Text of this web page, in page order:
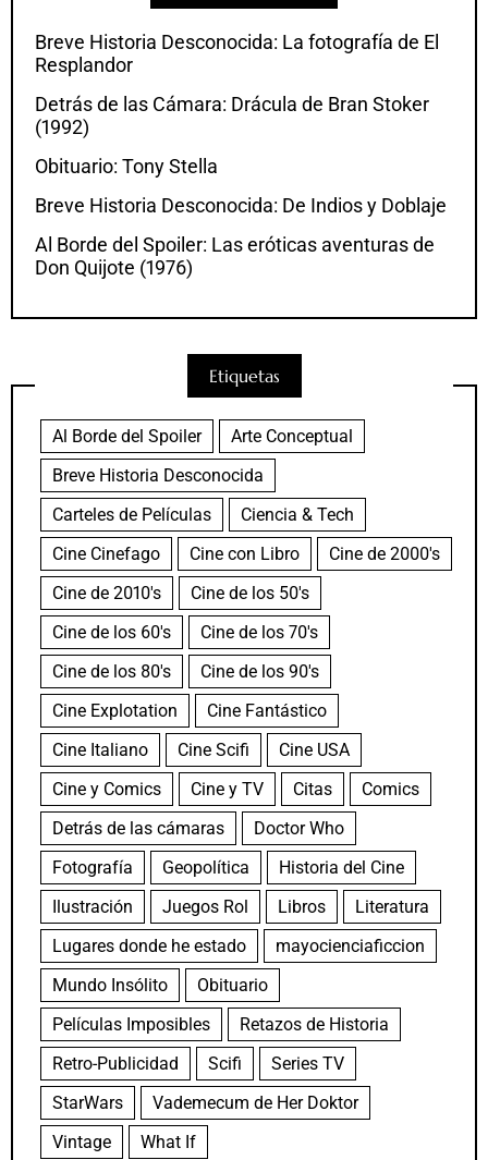
Breve Historia Desconocida: La fotografía de El
Resplandor
Detrás de las Cámara: Drácula de Bran Stoker
(1992)
Obituario: Tony Stella
Breve Historia Desconocida: De Indios y Doblaje
Al Borde del Spoiler: Las eróticas aventuras de
Don Quijote (1976)
Etiquetas
Al Borde del Spoiler
Arte Conceptual
Breve Historia Desconocida
Carteles de Películas
Ciencia & Tech
Cine Cinefago
Cine con Libro
Cine de 2000's
Cine de 2010's
Cine de los 50's
Cine de los 60's
Cine de los 70's
Cine de los 80's
Cine de los 90's
Cine Explotation
Cine Fantástico
Cine Italiano
Cine Scifi
Cine USA
Cine y Comics
Cine y TV Citas
Comics
Detrás de las cámaras
Doctor Who
Fotografía
Geopolítica
Historia del Cine
Ilustración
Juegos Rol Libros
Literatura
Lugares donde he estado
mayocienciaficcion
Mundo Insólito
Obituario
Películas Imposibles
Retazos de Historia
Retro-Publicidad
Scifi
Series TV
StarWars
Vademecum de Her Doktor
Vintage
What If